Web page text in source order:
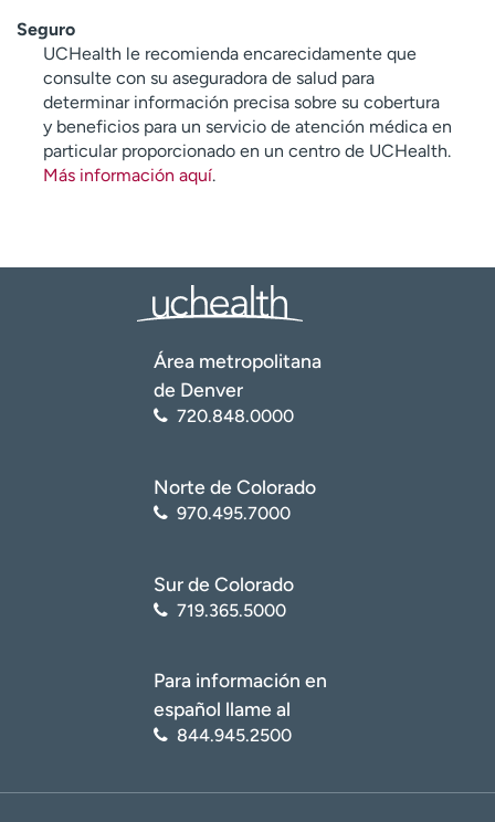
Seguro
UCHealth le recomienda encarecidamente que
consulte con su aseguradora de salud para
determinar información precisa sobre su cobertura
y beneficios para un servicio de atención médica en
particular proporcionado en un centro de UCHealth.
Más información aquí.
Área metropolitana
de Denver
720.848.0000
Norte de Colorado
970.495.7000
Sur de Colorado
719.365.5000
Para información en
español llame al
844.945.2500